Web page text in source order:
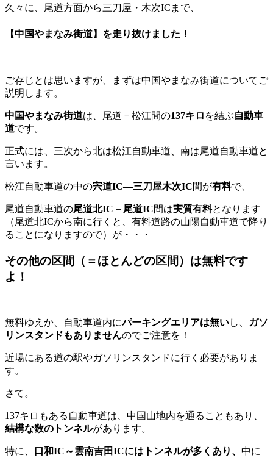
久々に、尾道方面から三刀屋・木次ICまで、
【中国やまなみ街道】 を走り抜けました！
ご存じとは思いますが、まずは中国やまなみ街道についてご
説明します。
中国やまなみ街道は、尾道－松江間の137キロ を結ぶ自動車
道です。
正式には、三次から北は松江自動車道、南は尾道自動車道と
言います。
松江自動車道の中の宍道IC―三刀屋木次IC間が有料で、
尾道自動車道の尾道北IC－尾道IC間は実質有料となります
（尾道北ICから南に行くと、有料道路の山陽自動車道で降り
ることになりますので）が・・・
その他の区間（＝ほとんどの区間）は無料です
よ！
無料ゆえか、自動車道内にパーキングエリアは無いし、
ガソ
リンスタンドもありませんのでご注意を！
近場にある道の駅やガソリンスタンドに行く必要がありま
す。
さて。
137キロもある自動車道は、中国山地内を通ることもあり、
結構な数のトンネルがあります。
特に、 口和IC～雲南吉田ICにはトンネルが多くあり、 中に